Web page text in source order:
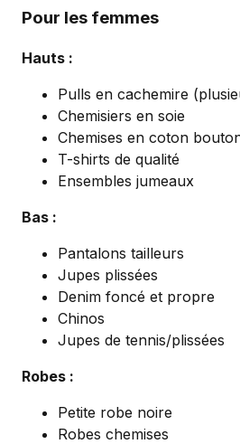
Pour les femmes
Hauts :
Pulls en cachemire
Chemisiers en soie
Chemises en coton
T-shirts de qualité
Ensembles jumeaux
Bas :
Pantalons tailleurs
Jupes plissées
Denim foncé et propre
Chinos
Jupes de tennis/plissées
Robes :
Petite robe noire
Robes chemises